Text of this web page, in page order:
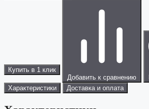
Купить в 1 клик
Добавить к сравнению
Характеристики
Доставка и оплата